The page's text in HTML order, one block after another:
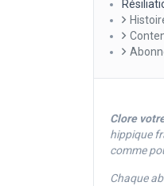
Clore
hippique
comme
Chaque